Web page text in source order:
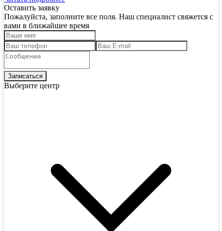
Оставить заявку
Пожалуйста, заполните все поля. Наш специалист свяжется с
вами в ближайшее время
Выберите центр